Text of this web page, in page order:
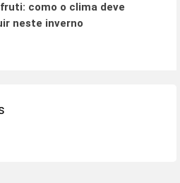
como o clima deve
neste inverno